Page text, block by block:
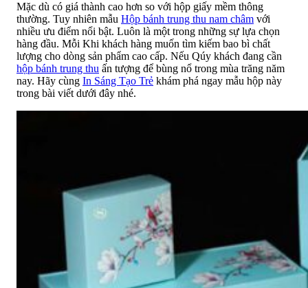
Mặc dù có giá thành cao hơn so với hộp giấy mềm thông
thường. Tuy nhiên mẫu Hộp bánh trung thu nam châm với
nhiều ưu điểm nổi bật. Luôn là một trong những sự lựa chọn
hàng đầu. Mỗi Khi khách hàng muốn tìm kiếm bao bì chất
lượng cho dòng sản phẩm cao cấp. Nếu Qúy khách đang cần
hộp bánh trung thu ấn tượng để bùng nổ trong mùa trăng năm
nay. Hãy cùng In Sáng Tạo Trẻ khám phá ngay mẫu hộp này
trong bài viết dưới đây nhé.